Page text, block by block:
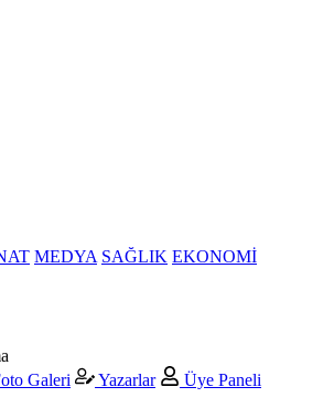
MEDYA SAĞLIK EKONOMİ
Galeri Yazarlar
Üye Paneli